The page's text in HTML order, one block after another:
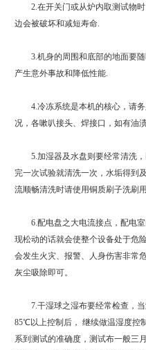
2.在开关门或从炉内取测试物时
边会被破坏和减短寿命.
3.机身的周围和底部的地面要随
产生意外事故和降低性能.
4.冷冻系统是本机的核心，请务
况，各嗽叭接头、焊接口，如有油
5.加湿器及水盘则要经常清洗，
完一次试验就清洗一次，水垢得到
流顺畅清洗时请使用铜质刷子洗刷
6.配电盘之大电流接点，配电室
现松动的话就会使整个设备处于危
会发生火灾、报警、人身伤害非常
灰尘吸除即可。
7.干湿球之湿布要经常检查，当
85℃以上控制后， 继续做温湿度控
系到测试的准确度，测试布一般三